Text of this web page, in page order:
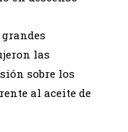
las
sobre los
al aceite de